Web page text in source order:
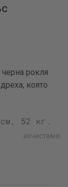
рокля
която
52 кг.
ИЗЧИСТВАНЕ